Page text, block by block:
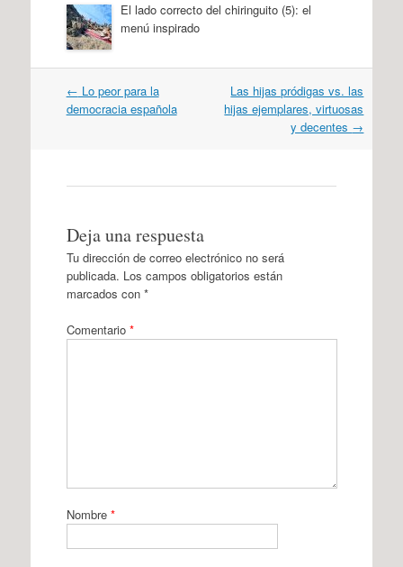
El lado correcto del chiringuito (5): el
menú inspirado
Navegación
por
← Lo peor para la
democracia española
Las hijas pródigas vs. las
hijas ejemplares, virtuosas
y decentes →
Deja una respuesta
Tu dirección de correo electrónico no será
publicada. Los campos obligatorios están
marcados con *
Comentario *
Nombre *